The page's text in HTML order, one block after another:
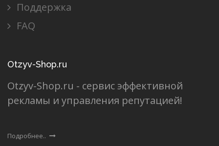
Поддержка
FAQ
Otzyv-Shop.ru
Otzyv-Shop.ru - сервис эффективной
рекламы и управления репутацией!
Подробнее..